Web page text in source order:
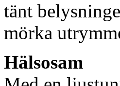
tänt
mörka
Hälsosam